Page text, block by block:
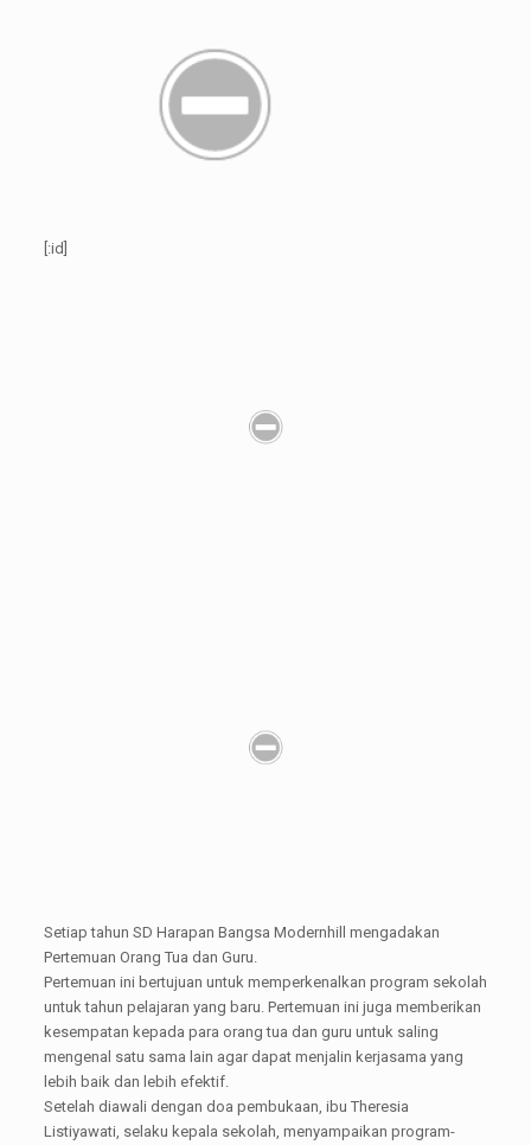
[:id]
Setiap tahun SD Harapan Bangsa Modernhill mengadakan
Pertemuan Orang Tua dan Guru.
Pertemuan ini bertujuan untuk memperkenalkan program sekolah
untuk tahun pelajaran yang baru. Pertemuan ini juga memberikan
kesempatan kepada para orang tua dan guru untuk saling
mengenal satu sama lain agar dapat menjalin kerjasama yang
lebih baik dan lebih efektif.
Setelah diawali dengan doa pembukaan, ibu Theresia
Listiyawati, selaku kepala sekolah, menyampaikan program-